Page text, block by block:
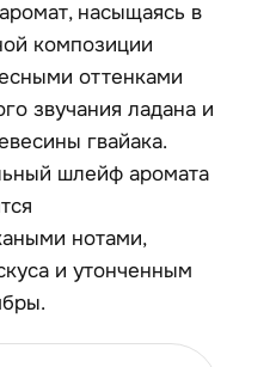
насыщаясь в
композиции
оттенками
звучания ладана и
гвайака.
шлейф аромата
нотами,
и утонченным